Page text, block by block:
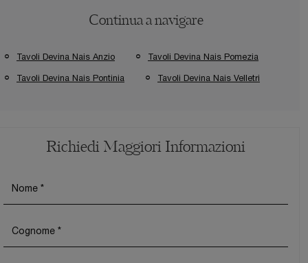
Continua a navigare
Tavoli Devina Nais Anzio Tavoli Devina Nais Pomezia
Tavoli Devina Nais Pontinia Tavoli Devina Nais Velletri
Richiedi Maggiori Informazioni